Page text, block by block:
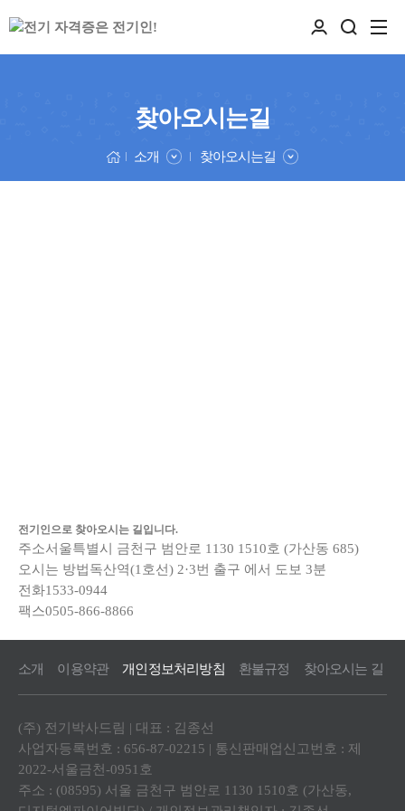
찾아오시는길
소개 찾아오시는길
전기인으로 찾아오시는 길입니다.
주소서울특별시 금천구 범안로 1130 1510호 (가산동 685)
오시는 방법독산역(1호선) 2·3번 출구 에서 도보 3분
전화1533-0944
팩스0505-866-8866
소개 이용약관 개인정보처리방침 환불규정 찾아오시는 길
(주) 전기박사드림 | 대표 : 김종선
사업자등록번호 : 656-87-02215 | 통신판매업신고번호 : 제
2022-서울금천-0951호
주소 : (08595) 서울 금천구 범안로 1130 1510호 (가산동,